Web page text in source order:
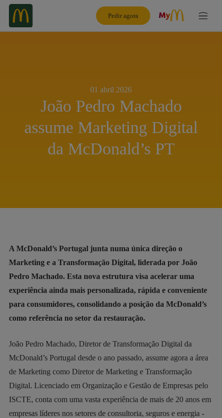
Pedir agora
01 abril 2026
João Pedro Machado
assume Marketing Digital
da McDonald’s PT
A McDonald’s Portugal junta numa única direção o
Marketing e a Transformação Digital, liderada por João
Pedro Machado. Esta nova estrutura visa acelerar uma
experiência ainda mais personalizada, rápida e conveniente
para consumidores, consolidando a posição da McDonald’s
como referência no setor da restauração.
João Pedro Machado, Diretor de Transformação Digital da
McDonald’s Portugal desde o ano passado, assume agora a área
de Marketing como Diretor de Marketing e Transformação
Digital. Licenciado em Organização e Gestão de Empresas pelo
ISCTE, conta com uma vasta experiência de mais de 20 anos em
empresas líderes nos setores de consultoria, seguros e energia -